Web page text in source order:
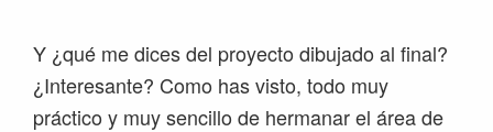
Y ¿qué me dices del proyecto dibujado al final?
¿Interesante? Como has visto, todo muy
práctico y muy sencillo de hermanar el área de